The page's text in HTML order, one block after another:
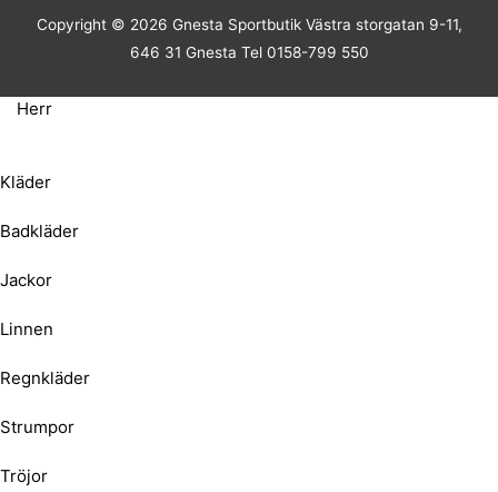
Copyright © 2026 Gnesta SportbutikVästra storgatan 9-11,
646 31 Gnesta Tel 0158-799 550
Herr
Kläder
Badkläder
Jackor
Linnen
Regnkläder
Strumpor
Tröjor